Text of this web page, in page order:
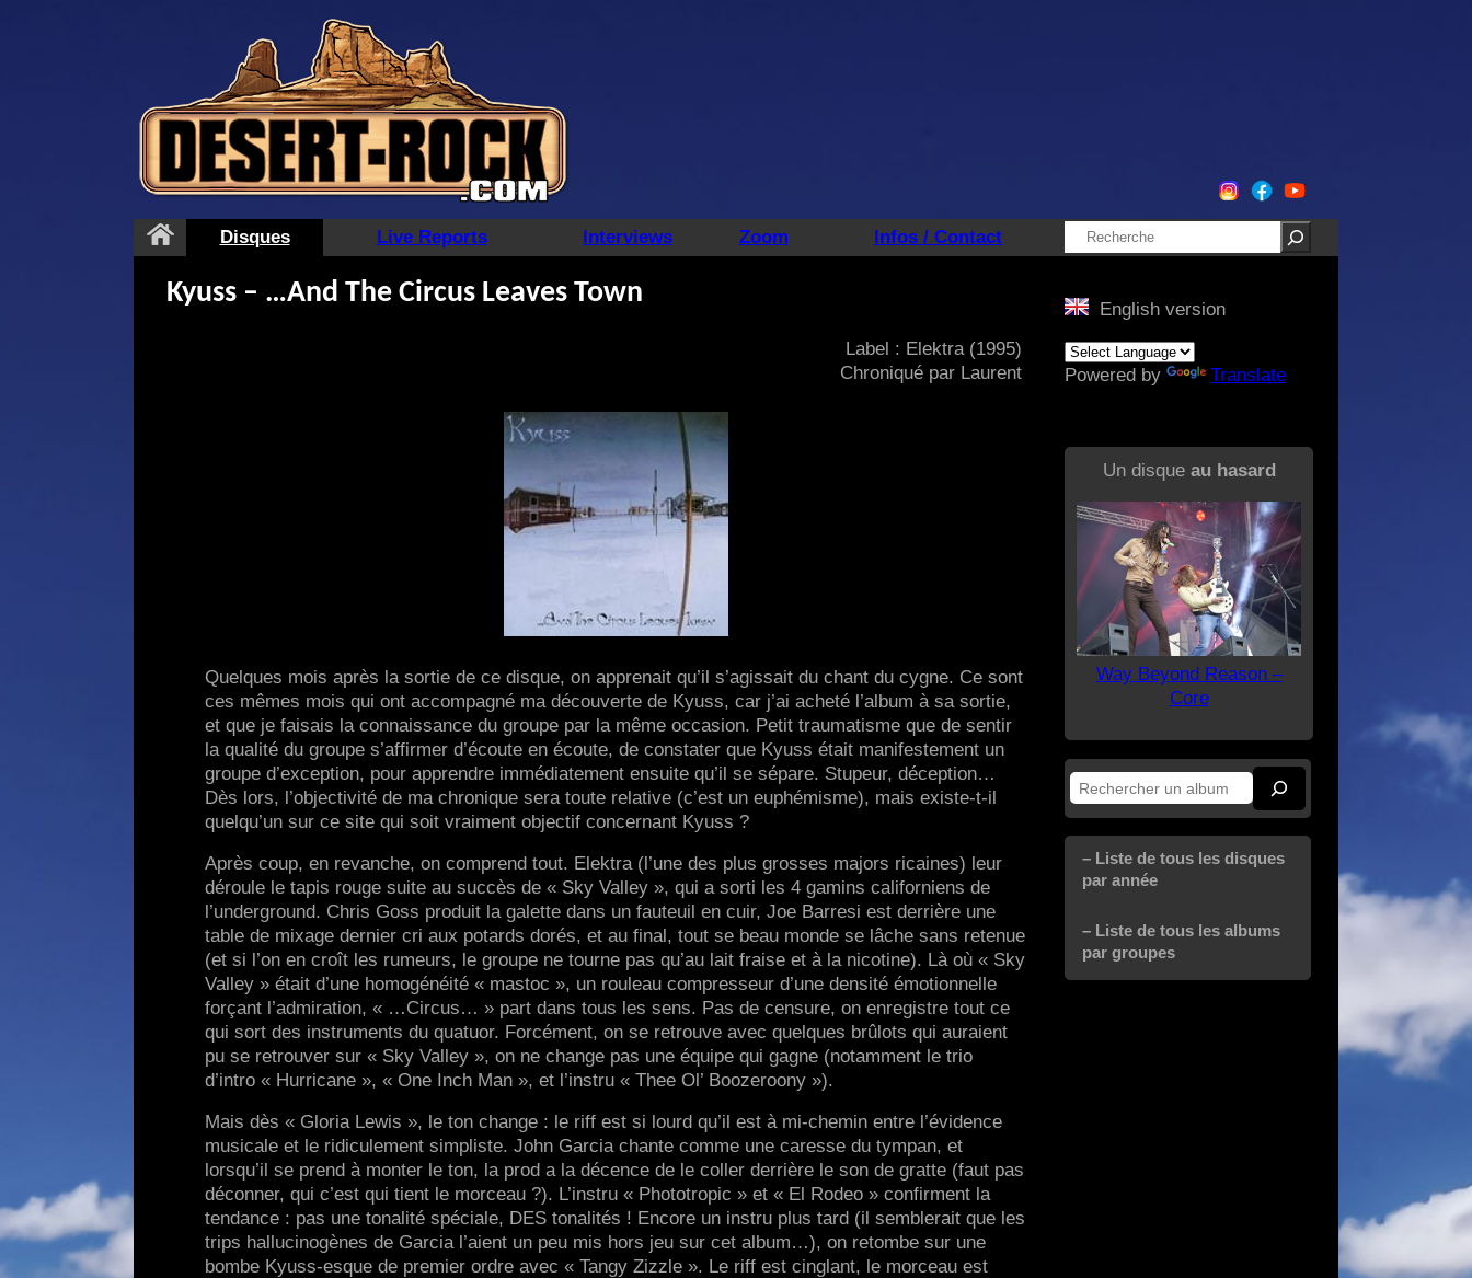
Disques Live Reports Interviews Zoom Infos / Contact Rechercher
Kyuss – …And The Circus Leaves Town
Label : Elektra (1995)
Chroniqué par Laurent
Quelques mois après la sortie de ce disque, on apprenait qu’il s’agissait du chant du cygne. Ce sont
ces mêmes mois qui ont accompagné ma découverte de Kyuss, car j’ai acheté l’album à sa sortie,
et que je faisais la connaissance du groupe par la même occasion. Petit traumatisme que de sentir
la qualité du groupe s’affirmer d’écoute en écoute, de constater que Kyuss était manifestement un
groupe d’exception, pour apprendre immédiatement ensuite qu’il se sépare. Stupeur, déception…
Dès lors, l’objectivité de ma chronique sera toute relative (c’est un euphémisme), mais existe-t-il
quelqu’un sur ce site qui soit vraiment objectif concernant Kyuss ?
Après coup, en revanche, on comprend tout. Elektra (l’une des plus grosses majors ricaines) leur
déroule le tapis rouge suite au succès de « Sky Valley », qui a sorti les 4 gamins californiens de
l’underground. Chris Goss produit la galette dans un fauteuil en cuir, Joe Barresi est derrière une
table de mixage dernier cri aux potards dorés, et au final, tout se beau monde se lâche sans retenue
(et si l’on en croît les rumeurs, le groupe ne tourne pas qu’au lait fraise et à la nicotine). Là où « Sky
Valley » était d’une homogénéité « mastoc », un rouleau compresseur d’une densité émotionnelle
forçant l’admiration, « …Circus… » part dans tous les sens. Pas de censure, on enregistre tout ce
qui sort des instruments du quatuor. Forcément, on se retrouve avec quelques brûlots qui auraient
pu se retrouver sur « Sky Valley », on ne change pas une équipe qui gagne (notamment le trio
d’intro « Hurricane », « One Inch Man », et l’instru « Thee Ol’ Boozeroony »).
Mais dès « Gloria Lewis », le ton change : le riff est si lourd qu’il est à mi-chemin entre l’évidence
musicale et le ridiculement simpliste. John Garcia chante comme une caresse du tympan, et
lorsqu’il se prend à monter le ton, la prod a la décence de le coller derrière le son de gratte (faut pas
déconner, qui c’est qui tient le morceau ?). L’instru « Phototropic » et « El Rodeo » confirment la
tendance : pas une tonalité spéciale, DES tonalités ! Encore un instru plus tard (il semblerait que les
trips hallucinogènes de Garcia l’aient un peu mis hors jeu sur cet album…), on retombe sur une
bombe Kyuss-esque de premier ordre avec « Tangy Zizzle ». Le riff est cinglant, le morceau est
English version
Powered by Translate
Un disque au hasard
Way Beyond Reason –
Core
Rechercher
– Liste de tous les disques
par année
– Liste de tous les albums
par groupes